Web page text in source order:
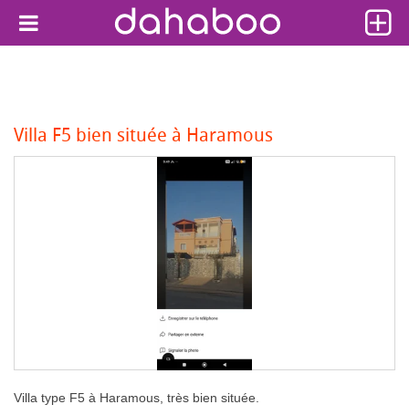
Villa F5 bien située à Haramous
Villa type F5 à Haramous, très bien située.